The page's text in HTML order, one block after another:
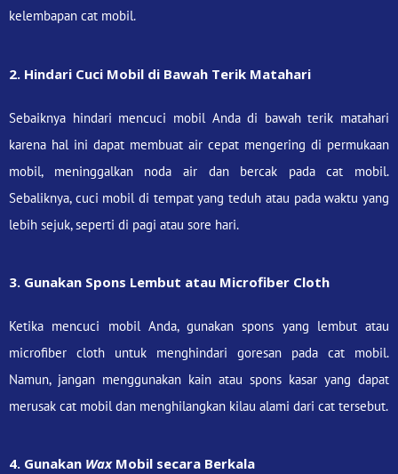
kelembapan cat mobil.
2. Hindari Cuci Mobil di Bawah Terik Matahari
Sebaiknya hindari mencuci mobil Anda di bawah terik matahari
karena hal ini dapat membuat air cepat mengering di permukaan
mobil, meninggalkan noda air dan bercak pada cat mobil.
Sebaliknya, cuci mobil di tempat yang teduh atau pada waktu yang
lebih sejuk, seperti di pagi atau sore hari.
3. Gunakan Spons Lembut atau Microfiber Cloth
Ketika mencuci mobil Anda, gunakan spons yang lembut atau
microfiber cloth untuk menghindari goresan pada cat mobil.
Namun, jangan menggunakan kain atau spons kasar yang dapat
merusak cat mobil dan menghilangkan kilau alami dari cat tersebut.
4. Gunakan WaxMobil secara Berkala